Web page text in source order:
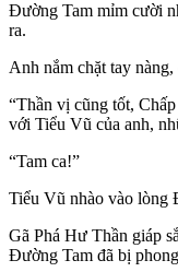
Đường Tam mỉm cười
ra.
Anh nắm chặt tay nàng,
“Thần vị cũng tốt,
với Tiểu Vũ của anh,
“Tam ca!”
Tiểu Vũ nhào vào lòng
Gã Phá Hư Thần giáp
Đường Tam đã bị